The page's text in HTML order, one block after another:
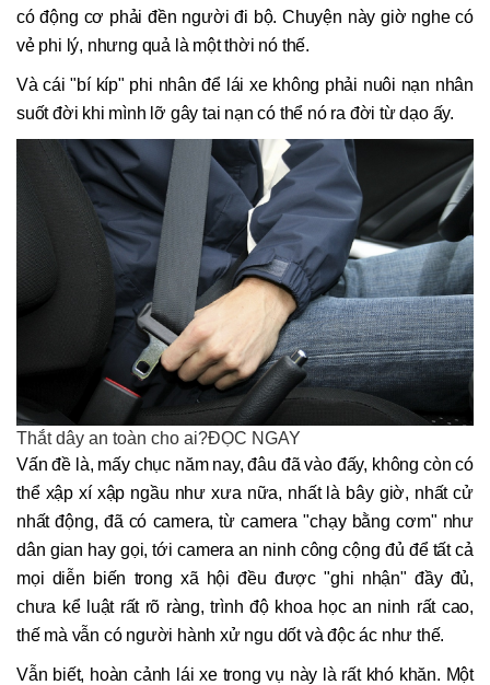
có động cơ phải đền người đi bộ. Chuyện này giờ nghe có
vẻ phi lý, nhưng quả là một thời nó thế.
Và cái "bí kíp" phi nhân để lái xe không phải nuôi nạn nhân
suốt đời khi mình lỡ gây tai nạn có thể nó ra đời từ dạo ấy.
Thắt dây an toàn cho ai?ĐỌC NGAY
Vấn đề là, mấy chục năm nay, đâu đã vào đấy, không còn có
thể xập xí xập ngầu như xưa nữa, nhất là bây giờ, nhất cử
nhất động, đã có camera, từ camera "chạy bằng cơm" như
dân gian hay gọi, tới camera an ninh công cộng đủ để tất cả
mọi diễn biến trong xã hội đều được "ghi nhận" đầy đủ,
chưa kể luật rất rõ ràng, trình độ khoa học an ninh rất cao,
thế mà vẫn có người hành xử ngu dốt và độc ác như thế.
Vẫn biết, hoàn cảnh lái xe trong vụ này là rất khó khăn. Một